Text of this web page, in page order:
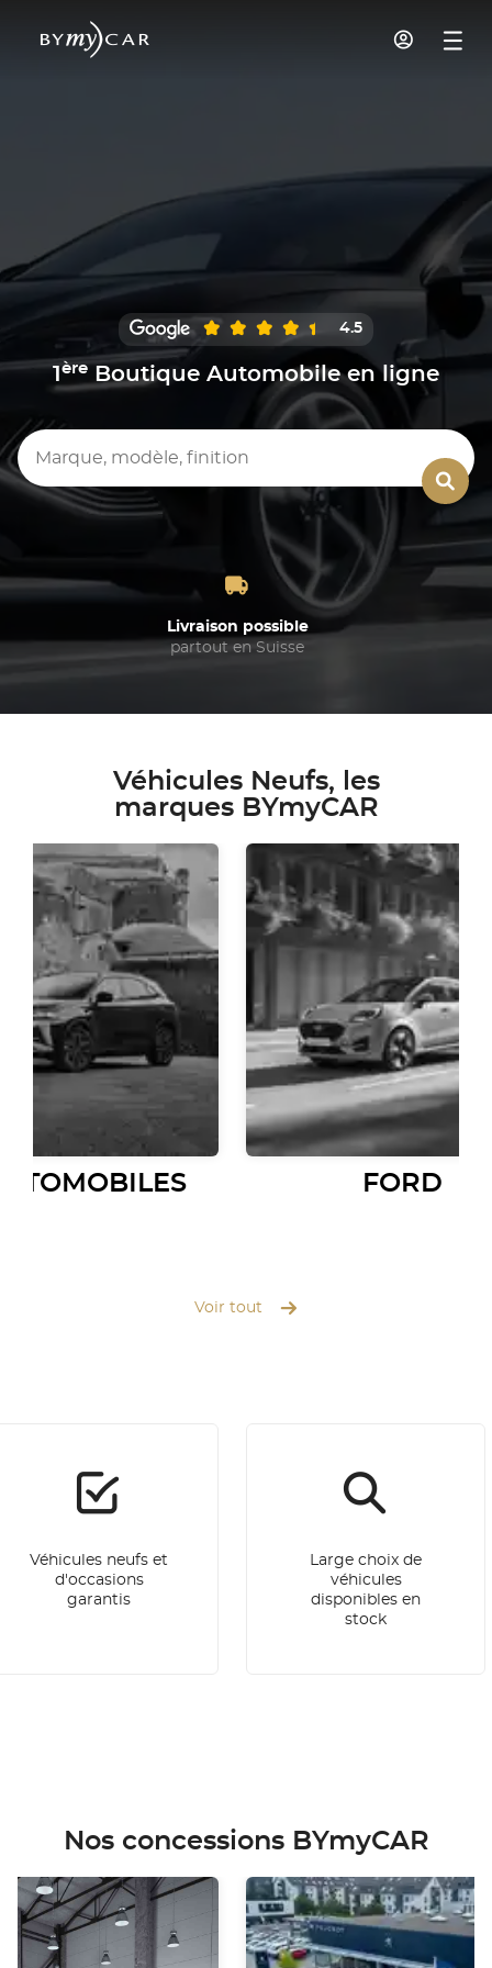
4.5
1 ère Boutique Automobile en ligne
Marque, modèle, finition
Livraison possible
partout en Suisse
Véhicules Neufs, les
marques BYmyCAR
FORD
Voir tout
Véhicules neufs et
d'occasions
garantis
Large choix de
véhicules
disponibles en
stock
Nos concessions BYmyCAR